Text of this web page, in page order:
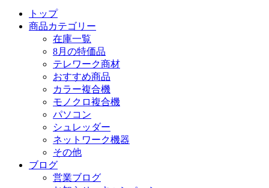
トップ
商品カテゴリー
在庫一覧
8月の特価品
テレワーク商材
おすすめ商品
カラー複合機
モノクロ複合機
パソコン
シュレッダー
ネットワーク機器
その他
ブログ
営業ブログ